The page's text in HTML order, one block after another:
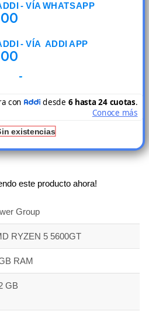
- VÍA WHATSAPP
- VÍA ADDI APP
existencias
este producto ahora!
Group
RYZEN 5 5600GT
RAM
GB